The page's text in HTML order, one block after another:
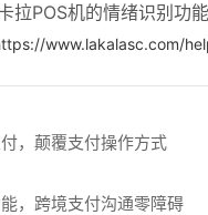
POS机的情绪识别功
www.lakalasc.com/
，颠覆支付操作方式
，跨境支付沟通零障碍